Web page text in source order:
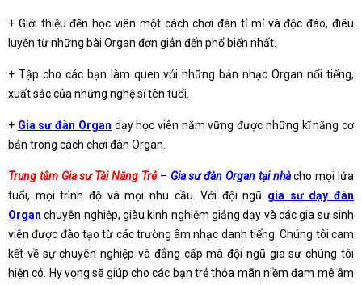
+ Giới thiệu đến học viên một cách chơi đàn tỉ mỉ và độc đáo, điêu
luyện từ những bài Organ đơn giản đến phổ biến nhất.
+ Tập cho các bạn làm quen với những bản nhạc Organ nổi tiếng,
xuất sắc của những nghệ sĩ tên tuổi.
+ Gia sư đàn Organ dạy học viên nắm vững được những kĩ năng cơ
bản trong cách chơi đàn Organ.
Trung tâm Gia sư Tài Năng Trẻ– Gia sư đàn Organ tại nhàcho mọi lứa
tuổi, mọi trình độ và mọi nhu cầu. Với đội ngũ gia sư dạy đàn
Organ chuyên nghiệp, giàu kinh nghiệm giảng dạy và các gia sư sinh
viên được đào tạo từ các trường âm nhạc danh tiếng. Chúng tôi cam
kết về sự chuyên nghiệp và đẳng cấp mà đội ngũ gia sư chúng tôi
hiện có. Hy vọng sẽ giúp cho các bạn trẻ thỏa mãn niềm đam mê âm